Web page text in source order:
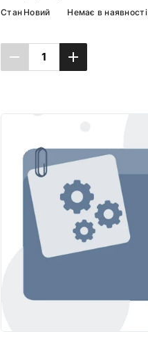
Стан Новий Немає в наявності